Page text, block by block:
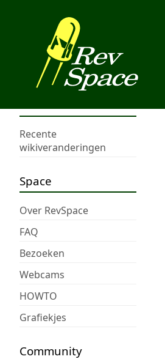
Recente
wikiveranderingen
Space
Over RevSpace
FAQ
Bezoeken
Webcams
HOWTO
Grafiekjes
Community